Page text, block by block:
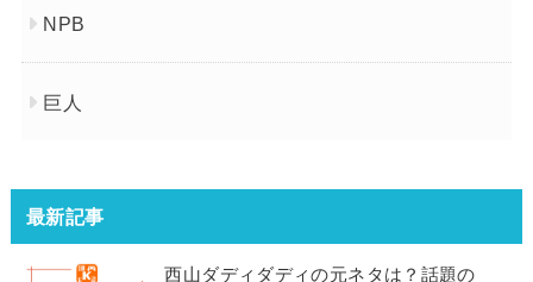
NPB
巨人
最新記事
西山ダディダディの元ネタは？話題の